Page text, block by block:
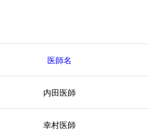
医師名
内田医師
幸村医師